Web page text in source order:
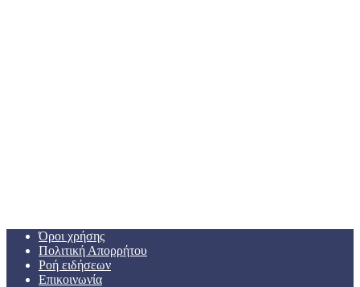
Όροι χρήσης
Πολιτική Απορρήτου
Ροή ειδήσεων
Επικοινωνία